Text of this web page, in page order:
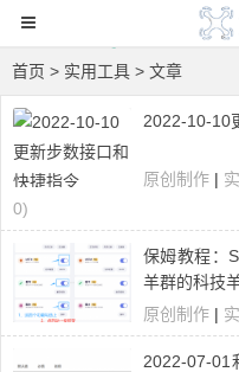
首页 > 实用工具 > 文章
2022-10-10
原创制作 |
0)
保姆教程：
羊群的科技
原创制作 |
2022-07-01